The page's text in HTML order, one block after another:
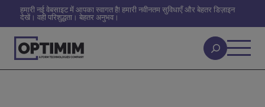
हमारी नई वेबसाइट में आपका स्वागत है! हमारी नवीनतम सुविधाएँ और बेहतर डिज़ाइन
देखें। वही परिशुद्धता। बेहतर अनुभव।